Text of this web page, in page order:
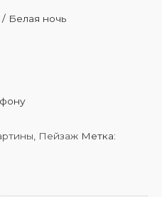
/ Белая ночь
Пейзаж Метка: